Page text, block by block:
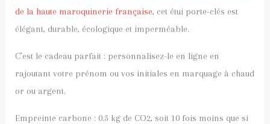
de la haute maroquinerie française, cet étui porte-clés est
élégant, durable, écologique et imperméable.
C’est le cadeau parfait : personnalisez-le en ligne en
rajoutant votre prénom ou vos initiales en marquage à chaud
or ou argent.
Empreinte carbone : 0.5 kg de CO2, soit 10 fois moins que si